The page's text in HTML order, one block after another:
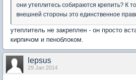
они утеплитесь собираются крепить? К
внешней стороны это единственное
утеплитель не закреплен - он просто
кирпичом и пеноблоком.
lepsus
29 Jan 2014